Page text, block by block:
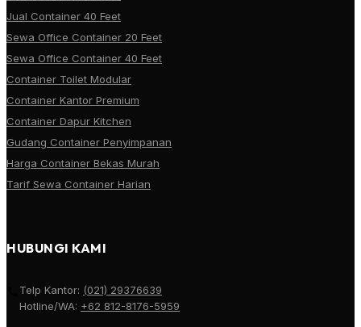
Jual Container 40 Feet
Sewa Office Container 20 Feet
Sewa Office Container 40 Feet
Container Toilet Modular
Container Kantor Premium
Container Dapur Kitchen
Gudang Container Penyimpanan
Harga Container Bekas Murah
Tarif Sewa Container Harian
HUBUNGI KAMI
Telp Kantor: (021) 29376639
Hotline/WA: +62 812-8176-5959